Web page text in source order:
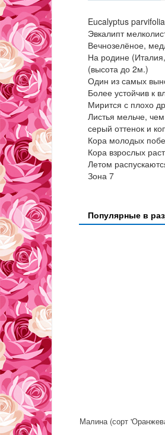
Eucalyptus
Эвкалипт
Вечнозелёное,
На родине
(высота до 2м.)
Один из самых
Более устойчив к
Мирится с плохо
Листья мельче,
серый оттенок и
Кора молодых
Кора взрослых
Летом
Зона 7
Популярные в
Малина (сорт